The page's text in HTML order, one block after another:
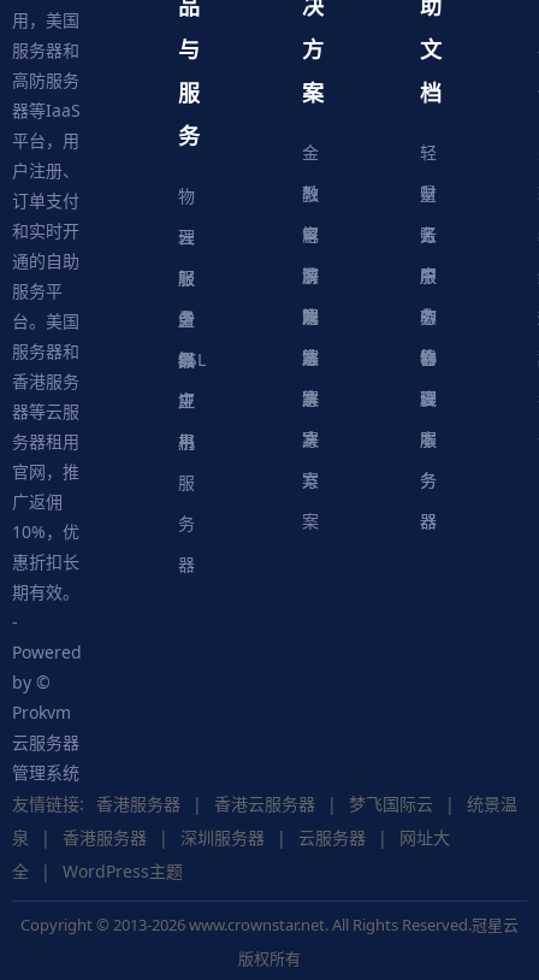
用，美国
服务器和
高防服务
器等IaaS
平台，用
户注册、
订单支付
和实时开
通的自助
服务平
台。美国
服务器和
香港服务
器等云服
务器租用
官网，推
广返佣
10%，优
惠折扣长
期有效。
-
Powered
by ©
Prokvm
云服务器
管理系统
与
服
务
物
理
服
务
器
云
服
务
器
轻
量
级
应
用
服
务
器
虚
拟
主
机
SSL
证
书
方
案
金
融
解
决
方
案
教
育
解
决
方
案
电
商
解
决
方
案
游
戏
解
决
方
案
网
站
解
决
方
案
文
档
轻
量
云
服
务
器
财
务
中
心
账
户
中
心
服
务
协
议
软
件
脚
本
物
理
服
务
器
云
服
务
器
友情链接: 香港服务器 | 香港云服务器 | 梦飞国际云 |
统景温
泉
| 香港服务器 | 深圳服务器 | 云服务器 |
网址大
全
| WordPress主题
Copyright © 2013-2026 www.crownstar.net. All Rights Reserved.冠星云
版权所有